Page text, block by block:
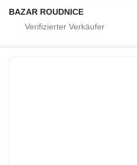
BAZAR ROUDNICE